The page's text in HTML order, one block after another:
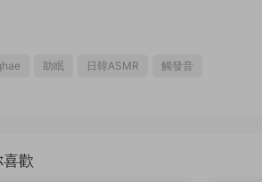
助眠 日韓ASMR 觸發音
歡